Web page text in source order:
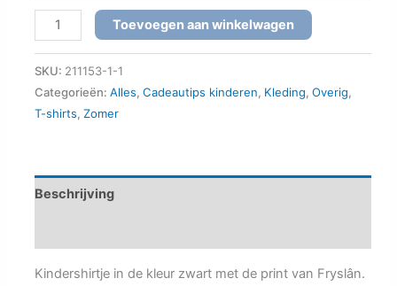
Kindershirt
Fries
provinciekaart
zwart
aantal
Toevoegen aan winkelwagen
SKU: 211153-1-1
Categorieën: Alles, Cadeautips kinderen, Kleding, Overig,
T-shirts, Zomer
Beschrijving
Kindershirtje in de kleur zwart met de print van Fryslân.